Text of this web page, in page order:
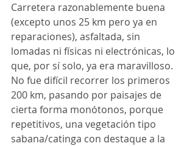
Carretera razonablemente buena
(excepto unos 25 km pero ya en
reparaciones), asfaltada, sin
lomadas ni físicas ni electrónicas, lo
que, por sí solo, ya era maravilloso.
No fue difícil recorrer los primeros
200 km, pasando por paisajes de
cierta forma monótonos, porque
repetitivos, una vegetación tipo
sabana/catinga con destaque a la